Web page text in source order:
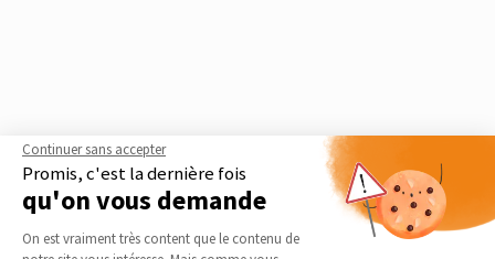
Extension en bois
Continuer sans accepter
Promis, c'est la dernière fois
qu'on vous demande
Plateforme de Gestion du
On est vraiment très content que le contenu de